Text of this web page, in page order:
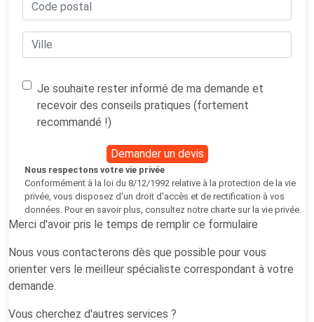
Je souhaite rester informé de ma demande et
recevoir des conseils pratiques (fortement
recommandé !)
Demander un devis
Nous respectons votre vie privée
Conformément à la loi du 8/12/1992 relative à la protection de la vie
privée, vous disposez d'un droit d'accès et de rectification à vos
données. Pour en savoir plus, consultez notre charte sur la vie privée.
Merci d'avoir pris le temps de remplir ce formulaire
Nous vous contacterons dès que possible pour vous
orienter vers le meilleur spécialiste correspondant à votre
demande.
Vous cherchez d'autres services ?